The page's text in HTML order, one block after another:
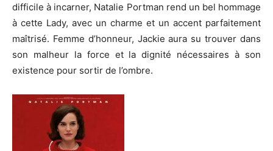
difficile à incarner, Natalie Portman rend un bel hommage
à cette Lady, avec un charme et un accent parfaitement
maîtrisé. Femme d’honneur, Jackie aura su trouver dans
son malheur la force et la dignité nécessaires à son
existence pour sortir de l’ombre.